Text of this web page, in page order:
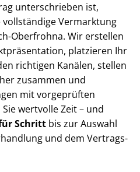
unterschrieben ist,
Vermarktung
Oberfrohna. Wir erstellen
platzieren Ihr
richtigen Kanälen, stellen
zusammen und
mit vorgeprüften
wertvolle Zeit – und
Schritt bis zur Auswahl
und dem Ver­trags­